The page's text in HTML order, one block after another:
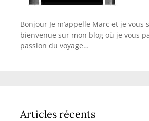
Bonjour Je m’appelle Marc et je vous
bienvenue sur mon blog où je vous
passion du voyage…
Articles récents